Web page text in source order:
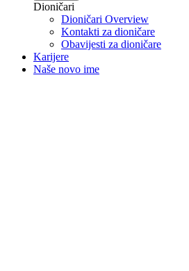
Dioničari
Dioničari Overview
Kontakti za dioničare
Obavijesti za dioničare
Karijere
Naše novo ime